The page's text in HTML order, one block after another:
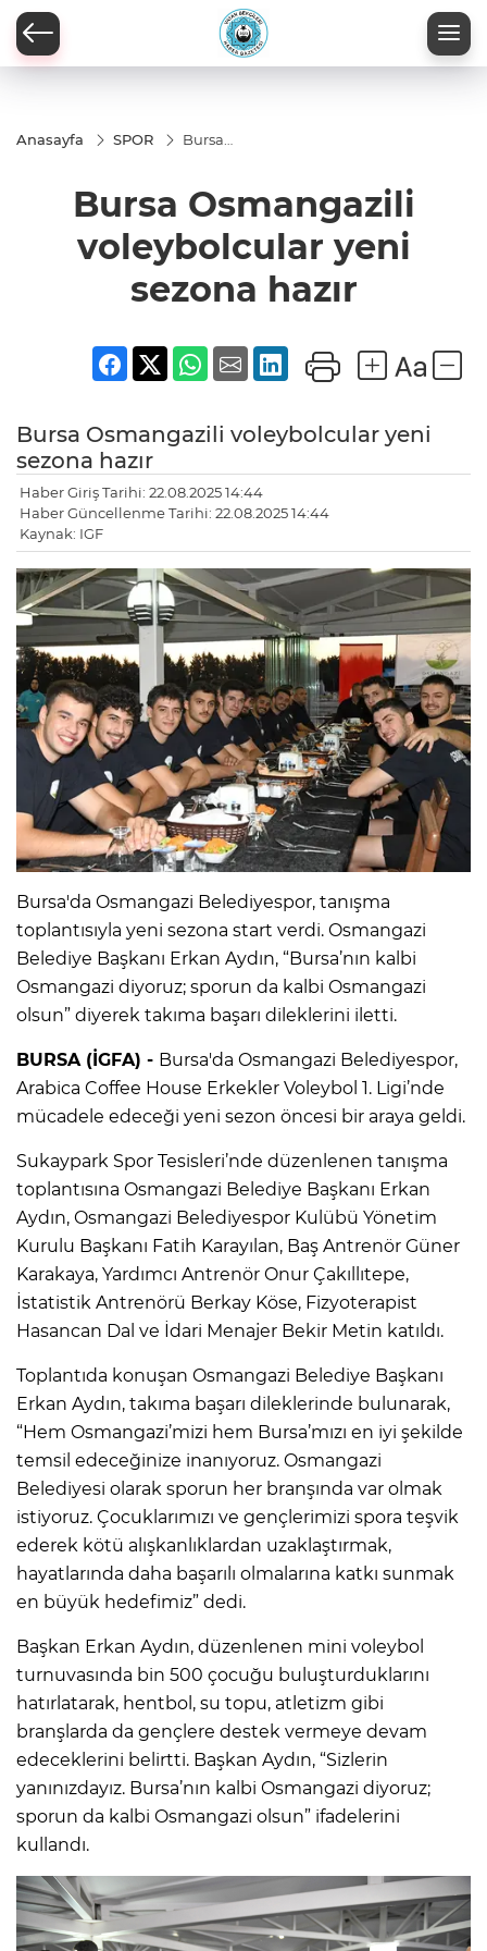
Anasayfa SPOR
Bursa
yeni sezona
hazır
Bursa Osmangazili
voleybolcular yeni
sezona hazır
Bursa Osmangazili voleybolcular yeni
sezona hazır
Haber Giriş Tarihi: 22.08.2025 14:44
Haber Güncellenme Tarihi: 22.08.2025 14:44
Kaynak: IGF
Bursa'da Osmangazi Belediyespor, tanışma
toplantısıyla yeni sezona start verdi. Osmangazi
Belediye Başkanı Erkan Aydın, “Bursa’nın kalbi
Osmangazi diyoruz; sporun da kalbi Osmangazi
olsun” diyerek takıma başarı dileklerini iletti.
BURSA (İGFA) - Bursa'da Osmangazi Belediyespor,
Arabica Coffee House Erkekler Voleybol 1. Ligi’nde
mücadele edeceği yeni sezon öncesi bir araya geldi.
Sukaypark Spor Tesisleri’nde düzenlenen tanışma
toplantısına Osmangazi Belediye Başkanı Erkan
Aydın, Osmangazi Belediyespor Kulübü Yönetim
Kurulu Başkanı Fatih Karayılan, Baş Antrenör Güner
Karakaya, Yardımcı Antrenör Onur Çakıllıtepe,
İstatistik Antrenörü Berkay Köse, Fizyoterapist
Hasancan Dal ve İdari Menajer Bekir Metin katıldı.
Toplantıda konuşan Osmangazi Belediye Başkanı
Erkan Aydın, takıma başarı dileklerinde bulunarak,
“Hem Osmangazi’mizi hem Bursa’mızı en iyi şekilde
temsil edeceğinize inanıyoruz. Osmangazi
Belediyesi olarak sporun her branşında var olmak
istiyoruz. Çocuklarımızı ve gençlerimizi spora teşvik
ederek kötü alışkanlıklardan uzaklaştırmak,
hayatlarında daha başarılı olmalarına katkı sunmak
en büyük hedefimiz” dedi.
Başkan Erkan Aydın, düzenlenen mini voleybol
turnuvasında bin 500 çocuğu buluşturduklarını
hatırlatarak, hentbol, su topu, atletizm gibi
branşlarda da gençlere destek vermeye devam
edeceklerini belirtti. Başkan Aydın, “Sizlerin
yanınızdayız. Bursa’nın kalbi Osmangazi diyoruz;
sporun da kalbi Osmangazi olsun” ifadelerini
kullandı.